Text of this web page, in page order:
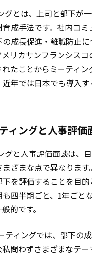
グとは、上司と部下が
成手法です。社内コミ
成長促進・離職防止
メリカサンフランシスコ
たことからミーティン
年では日本でも導入す
ィングと人事評価
グと人事評価面談は、目
ざまな点で異なりま
を評価することを目的
も四半期ごと、1年ごと
的です。
ティングでは、部下の
私問わずさまざまなテ